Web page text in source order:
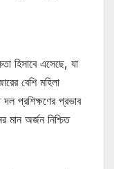
হিসাবে এসেছে, যা
বেশি মহিলা
দল প্রশিক্ষণের প্রভাব
মান অর্জন নিশ্চিত